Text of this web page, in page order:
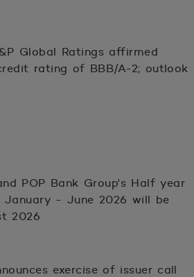
Global Ratings affirmed
rating of BBB/A-2; outlook
POP Bank Group's Half year
- June 2026 will be
2026
exercise of issuer call